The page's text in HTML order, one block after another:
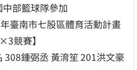
中部籃球隊參加
年臺南市七股區體育活動計畫
競賽】
308鍾弼丞 黃淯笙 201洪文豪